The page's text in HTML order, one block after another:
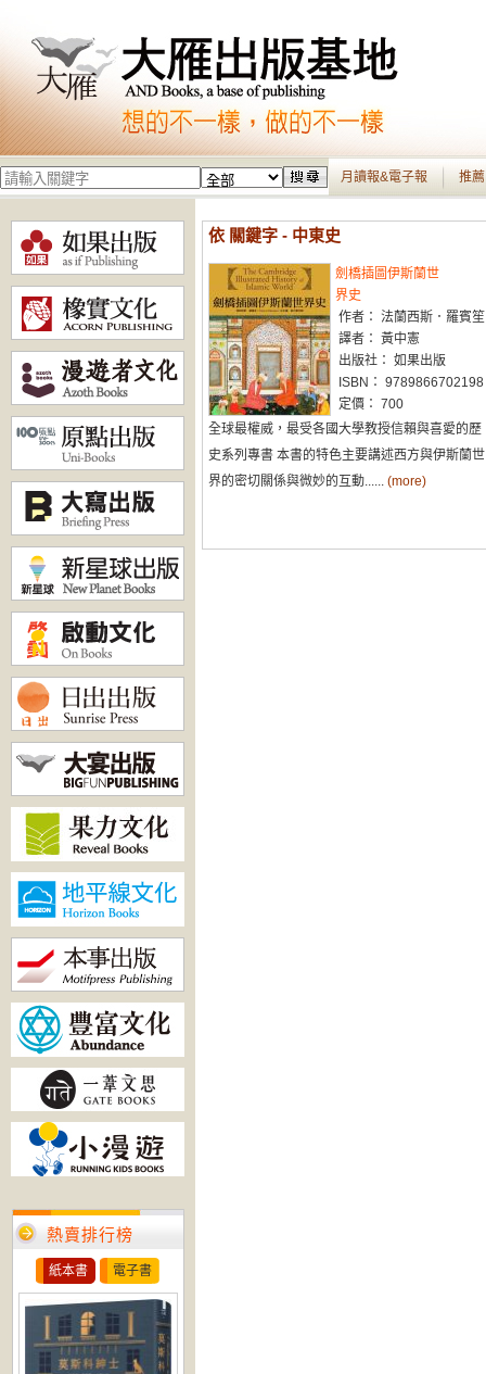
月讀報&電子報 推
熱賣排行榜
紙本書 電子書
依 關鍵字 - 中東史
劍橋插圖伊斯蘭世
界史
作者： 法蘭西斯．羅賓笙
譯者： 黃中憲
出版社： 如果出版
ISBN： 9789866702198
定價： 700
全球最權威，最受各國大學教授信賴與喜愛的歷
史系列專書 本書的特色主要講述西方與伊斯蘭世
界的密切關係與微妙的互動...... (more)